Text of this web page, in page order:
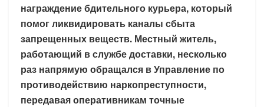
награждение бдительного курьера, который
помог ликвидировать каналы сбыта
запрещенных веществ. Местный житель,
работающий в службе доставки, несколько
раз напрямую обращался в Управление по
противодействию наркопреступности,
передавая оперативникам точные